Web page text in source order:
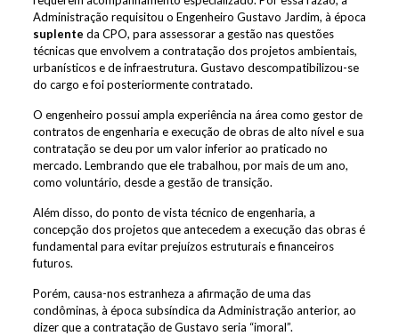
Administração requisitou o Engenheiro Gustavo Jardim, à época
suplente da CPO, para assessorar a gestão nas questões
técnicas que envolvem a contratação dos projetos ambientais,
urbanísticos e de infraestrutura. Gustavo descompatibilizou-se
do cargo e foi posteriormente contratado.
O engenheiro possui ampla experiência na área como gestor de
contratos de engenharia e execução de obras de alto nível e sua
contratação se deu por um valor inferior ao praticado no
mercado. Lembrando que ele trabalhou, por mais de um ano,
como voluntário, desde a gestão de transição.
Além disso, do ponto de vista técnico de engenharia, a
concepção dos projetos que antecedem a execução das obras é
fundamental para evitar prejuízos estruturais e financeiros
futuros.
Porém, causa-nos estranheza a afirmação de uma das
condôminas, à época subsíndica da Administração anterior, ao
dizer que a contratação de Gustavo seria “imoral”.